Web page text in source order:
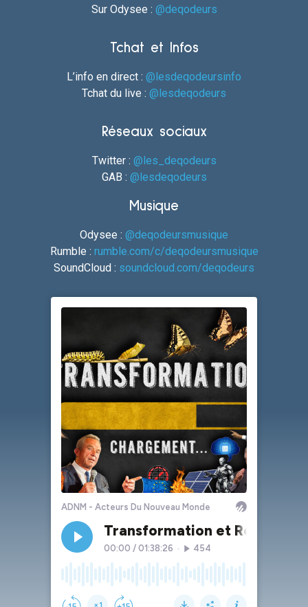
Sur Odysee : @deqodeurs
Tchat et Infos
L’info en direct : @lesdeqodeursinfo
Tchat du live : @lesdeqodeurs
Réseaux sociaux
Twitter : @les_deqodeurs
GAB : @lesdeqodeurs
Musique
Odysee : @deqodeursmusique
Rumble : rumble.com/c/deqodeursmusique
SoundCloud : soundcloud.com/deqodeurs